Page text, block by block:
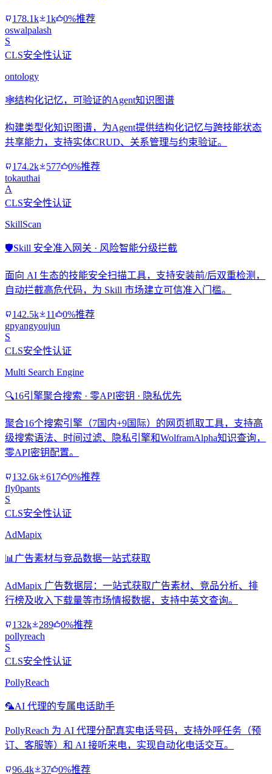
178.1k 1k
0%推荐
oswalpalash
S
CLS安全性认证
ontology
🕸️结构化记忆，可验证的Agent知识图谱
构建类型化知识图谱，为Agent提供结构化记忆与跨技能状态
共享能力，支持实体CRUD、关系管理与约束验证。
174.2k 577
0%推荐
tokauthai
A
CLS安全性认证
SkillScan
🛡️Skill 安全准入网关 · 风险智能分级拦截
面向 AI 生态的技能安全扫描工具，支持安装前/后双重检测，
自动拦截高危代码，为 Skill 市场建立可信准入门槛。
142.5k 11
0%推荐
gpyangyoujun
S
CLS安全性认证
Multi Search Engine
🔍16引擎聚合搜索 · 零API密钥 · 隐私优先
聚合16个搜索引擎（7国内+9国际）的网页抓取工具，支持高
级搜索语法、时间过滤、隐私引擎和WolframAlpha知识查询，
零API密钥配置。
132.6k 617
0%推荐
fly0pants
S
CLS安全性认证
AdMapix
📊 广告素材与竞品数据一站式获取
AdMapix 广告数据层：一站式获取广告素材、竞品分析、排
行榜及收入下载量等市场情报数据，支持中英文查询。
132k 289
0%推荐
pollyreach
S
CLS安全性认证
PollyReach
🦜AI 代理的专属电话助手
PollyReach 为 AI 代理分配真实电话号码，支持外呼任务（预
订、客服等）和 AI 接听来电，实现自动化电话交互。
96.4k 37 0%推荐